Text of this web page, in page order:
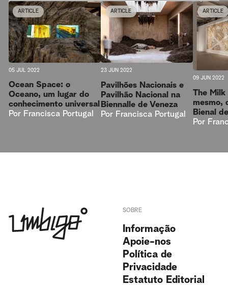
ARTICLE
05 JUL 2022
Ocean Space: o
Oceano, um lugar do
conhecimento universal
Por Francisca Portugal
ARTICLE
23 JUN 2022
Pavilhões Nacionais e
Pavilhão Nacional na
Biennalle de Veneza
Por Francisca Portugal
ARTICLE
09 JUN 2022
The
mesmo,
Bienal
Por
SOBRE
Informação
Apoie-nos
Política de
Privacidade
Estatuto Editorial